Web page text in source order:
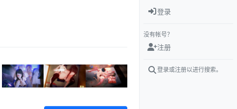
登录
没有帐号？
注册
登录或注册以进行搜索。